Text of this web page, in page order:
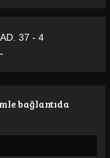
37 - 4
bağlantıda